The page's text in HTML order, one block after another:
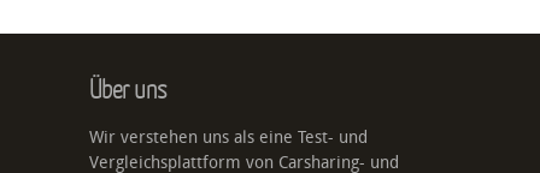
Über uns
Wir verstehen uns als eine Test- und
Vergleichsplattform von Carsharing- und